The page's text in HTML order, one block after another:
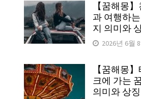
【꿈해몽
과 여행하
지 의미와
2026년 6월
【꿈해몽
크에 가는
의미와 상징